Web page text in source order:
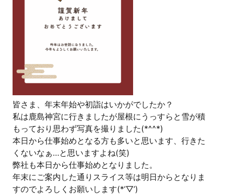
皆さま、年末年始や初詣はいかがでしたか？
私は鹿島神宮に行きましたが屋根にうっすらと雪が積
もっており思わず写真を撮りました(*^^*)
本日から仕事始めとなる方も多いと思います、行きた
くないなぁ…と思いますよね(笑)
弊社も本日から仕事始めとなりました。
年末にご案内した通りスライス等は明日からとなりま
すのでよろしくお願いします(*’▽’)